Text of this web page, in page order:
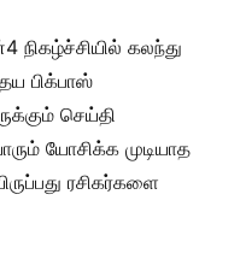
நிகழ்ச்சியில் கலந்து
பிக்பாஸ்
செய்தி
யோசிக்க முடியாத
ரசிகர்களை